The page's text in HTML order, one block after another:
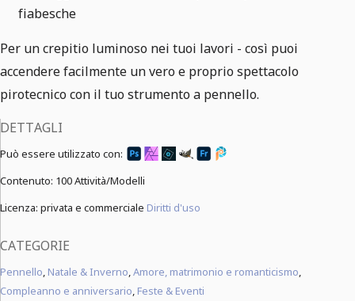
fiabesche
Per un crepitio luminoso nei tuoi lavori - così puoi
accendere facilmente un vero e proprio spettacolo
pirotecnico con il tuo strumento a pennello.
DETTAGLI
Può essere utilizzato con:
Contenuto: 100 Attività/Modelli
Licenza: privata e commerciale Diritti d'uso
CATEGORIE
Pennello, Natale & Inverno,Amore, matrimonio e romanticismo,
Compleanno e anniversario, Feste & Eventi